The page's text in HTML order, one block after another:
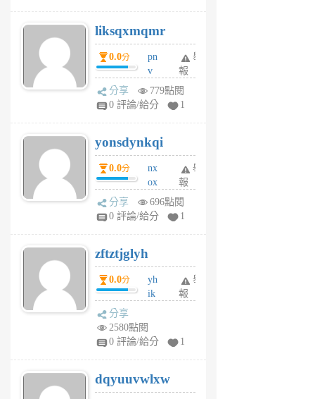
6
個
月
前
liksqxmqmr
0.0分
pn
v
wt
sv
6
個
月
前
舉
報
分享
779點閱
0 評論/給分
1
yonsdynkqi
0.0分
nx
ox
rh
pe
月
前
舉
報
分享
696點閱
0 評論/給分
1
zftztjglyh
0.0分
yh
ik
tu
6
個
舉
報
分享
2580點閱
0 評論/給分
1
dqyuuvwlxw